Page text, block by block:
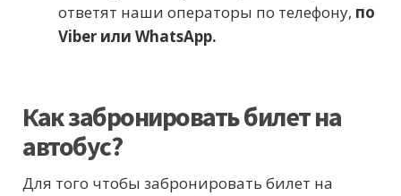
ответят наши операторы по телефону, по
Viber или WhatsApp.
Как забронировать билет на
автобус?
Для того чтобы забронировать билет на